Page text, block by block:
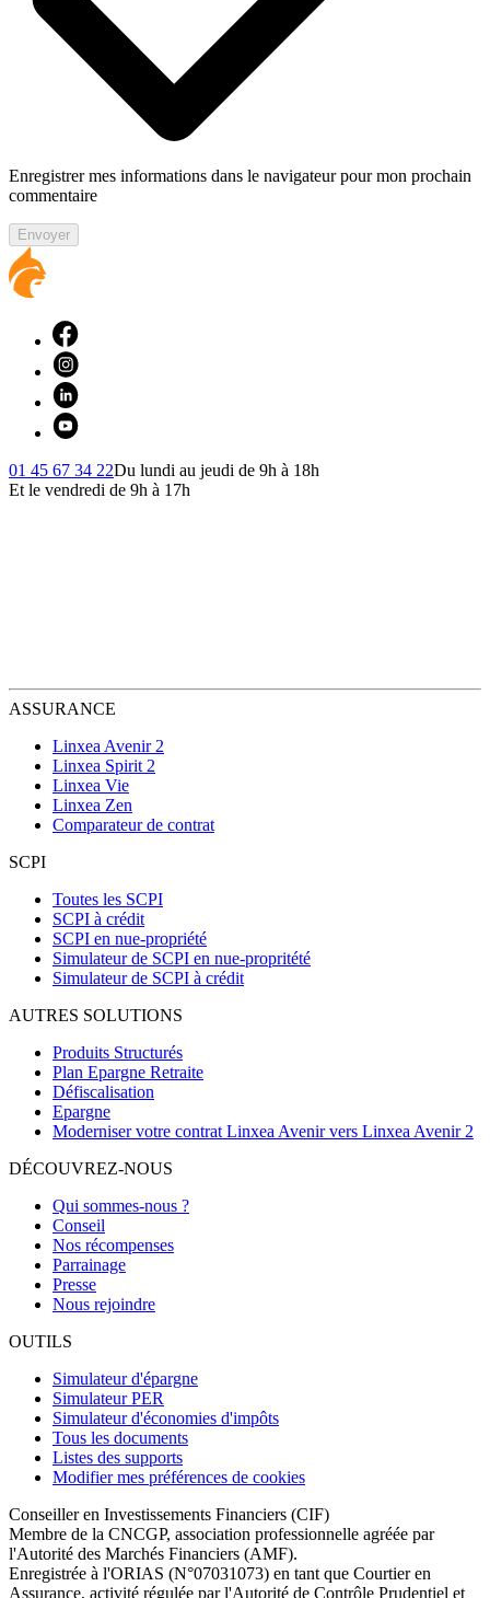
Enregistrer mes informations dans le navigateur pour mon prochain
commentaire
Envoyer
01 45 67 34 22Du lundi au jeudi de 9h à 18h
Et le vendredi de 9h à 17h
ASSURANCE
Linxea Avenir 2
Linxea Spirit 2
Linxea Vie
Linxea Zen
Comparateur de contrat
SCPI
Toutes les SCPI
SCPI à crédit
SCPI en nue-propriété
Simulateur de SCPI en nue-propritété
Simulateur de SCPI à crédit
AUTRES SOLUTIONS
Produits Structurés
Plan Epargne Retraite
Défiscalisation
Epargne
Moderniser votre contrat Linxea Avenir vers Linxea Avenir 2
DÉCOUVREZ-NOUS
Qui sommes-nous ?
Conseil
Nos récompenses
Parrainage
Presse
Nous rejoindre
OUTILS
Simulateur d'épargne
Simulateur PER
Simulateur d'économies d'impôts
Tous les documents
Listes des supports
Modifier mes préférences de cookies
Conseiller en Investissements Financiers (CIF)
Membre de la CNCGP, association professionnelle agréée par
l'Autorité des Marchés Financiers (AMF).
Enregistrée à l'ORIAS (N°07031073) en tant que Courtier en
Assurance, activité régulée par l'Autorité de Contrôle Prudentiel et